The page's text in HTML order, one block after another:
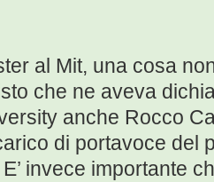
al Mit, una cosa
che ne aveva
anche Rocco
di portavoce del
invece importante